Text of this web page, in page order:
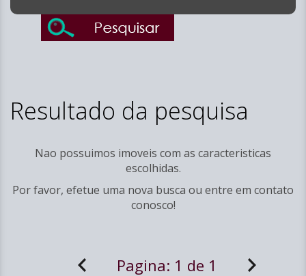
Resultado da pesquisa
Nao possuimos imoveis com as caracteristicas
escolhidas.
Por favor, efetue uma nova busca ou entre em contato
conosco!
Pagina: 1 de 1